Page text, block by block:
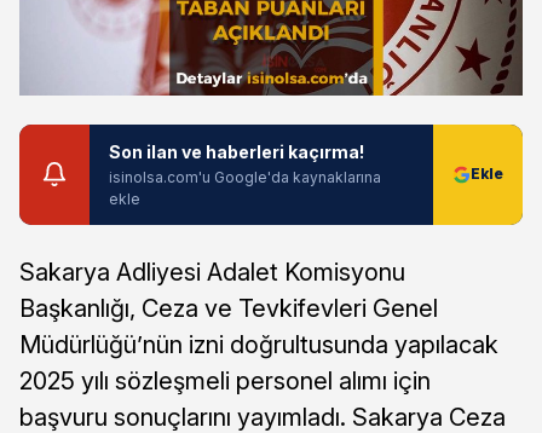
Son ilan ve haberleri kaçırma!
isinolsa.com'u Google'da kaynaklarına
ekle
Sakarya Adliyesi Adalet Komisyonu
Başkanlığı, Ceza ve Tevkifevleri Genel
Müdürlüğü’nün izni doğrultusunda yapılacak
2025 yılı sözleşmeli personel alımı için
başvuru sonuçlarını yayımladı. Sakarya Ceza